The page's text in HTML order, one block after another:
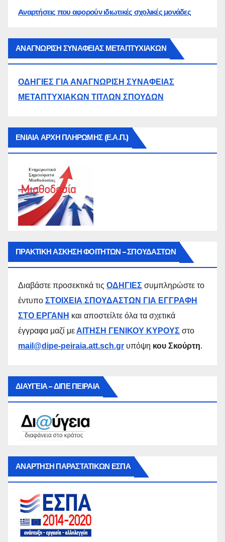
Aναρτήσεις που αφορούν ιδιωτικές σχολικές μονάδες
ΑΝΑΓΝΩΡΙΣΗ ΣΥΝΑΦΕΙΑΣ ΜΕΤΑΠΤΥΧΙΑΚΩΝ
ΟΔΗΓΙΕΣ ΓΙΑ ΑΝΑΓΝΩΡΙΣΗ ΣΥΝΑΦΕΙΑΣ
ΜΕΤΑΠΤΥΧΙΑΚΩΝ ΤΙΤΛΩΝ ΣΠΟΥΔΩΝ
ΕΝΙΑΙΑ ΑΡΧΗ ΠΛΗΡΩΜΗΣ (Ε.Α.Π.)
ΠΡΑΚΤΙΚΗ ΑΣΚΗΣΗ ΦΟΙΤΗΤΩΝ – ΣΠΟΥΔΑΣΤΩΝ
Διαβάστε προσεκτικά τις ΟΔΗΓΙΕΣ συμπληρώστε το
έντυπο ΣΤΟΙΧΕΙΑ ΣΠΟΥΔΑΣΤΩΝ ΓΙΑ ΕΓΓΡΑΦΗ
ΣΤΟ ΕΡΓΑΝΗ και αποστείλτε όλα τα σχετικά
έγγραφα μαζί μεΑΙΤΗΣΗ ΓΕΝΙΚΟΥ ΚΥΡΟΥΣ στο
mail@dipe-peiraia.att.sch.gr υπόψη κου Σκούρτη.
ΔΙΑΥΓΕΙΑ – ΔΙΠΕ ΠΕΙΡΑΙΑ
ΑΝΑΡΤΗΣΗ ΠΑΡΑΣΤΑΤΙΚΩΝ ΕΣΠΑ